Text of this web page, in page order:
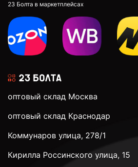
23 Болта в маркетплейсах
оптовый склад Москва
оптовый склад Краснодар
Коммунаров улица, 278/1
Кирилла Россинского улица, 15